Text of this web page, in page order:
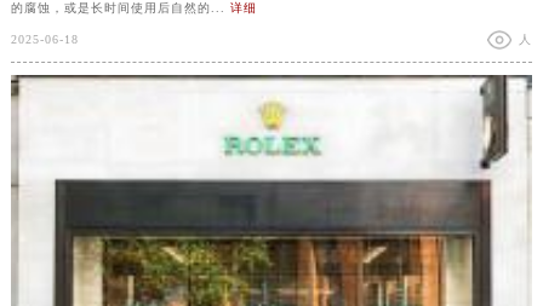
的腐蚀，或是长时间使用后自然的... 详细
2025-06-18 人